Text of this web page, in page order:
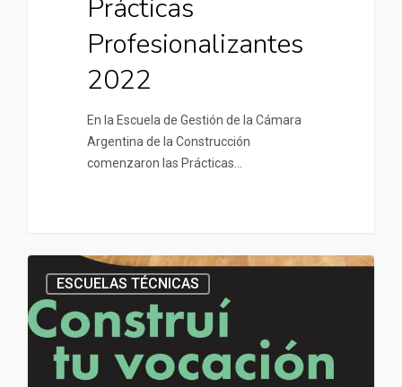
Prácticas
Profesionalizantes
2022
En la Escuela de Gestión de la Cámara
Argentina de la Construcción
comenzaron las Prácticas…
ESCUELAS TÉCNICAS